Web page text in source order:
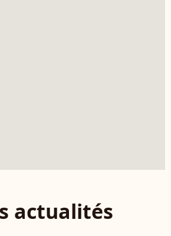
actualités